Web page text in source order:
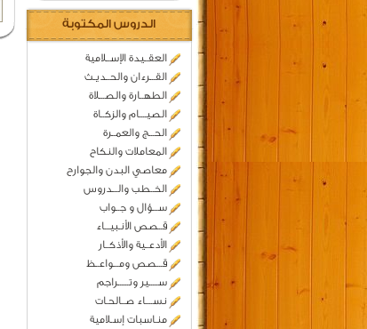
الدروس المكتوبة
العقــيدة الإســلامية
القـــرءان والحــديـث
الطهــارة والصـــلاة
الصيــــام والزكــاة
الحـــج والعمــرة
المعاملات والنكاح
معاصي البدن والجوارح
الخــطب والـــدروس
ســـؤال و جــواب
قــصص الأنـبيـــاء
الأدعــية والأذكــار
قـــصص ومـــواعــظ
ســـــير وتــــــراجم
نســــاء صــالحـات
منـاسبات إسـلامية